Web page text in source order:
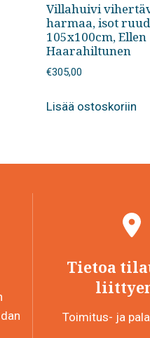
Villahuivi
harmaa, isot
105x100cm, Ellen
Haarahiltunen
€305,00
Lisää ostoskoriin
Tietoa
Toimitus- ja